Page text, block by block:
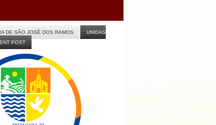
DE SÃO JOSÉ DOS RAMOS
UNIDAS
POST